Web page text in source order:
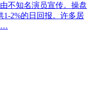
不知名演员宣传。操盘
2%的日回报。许多居
…